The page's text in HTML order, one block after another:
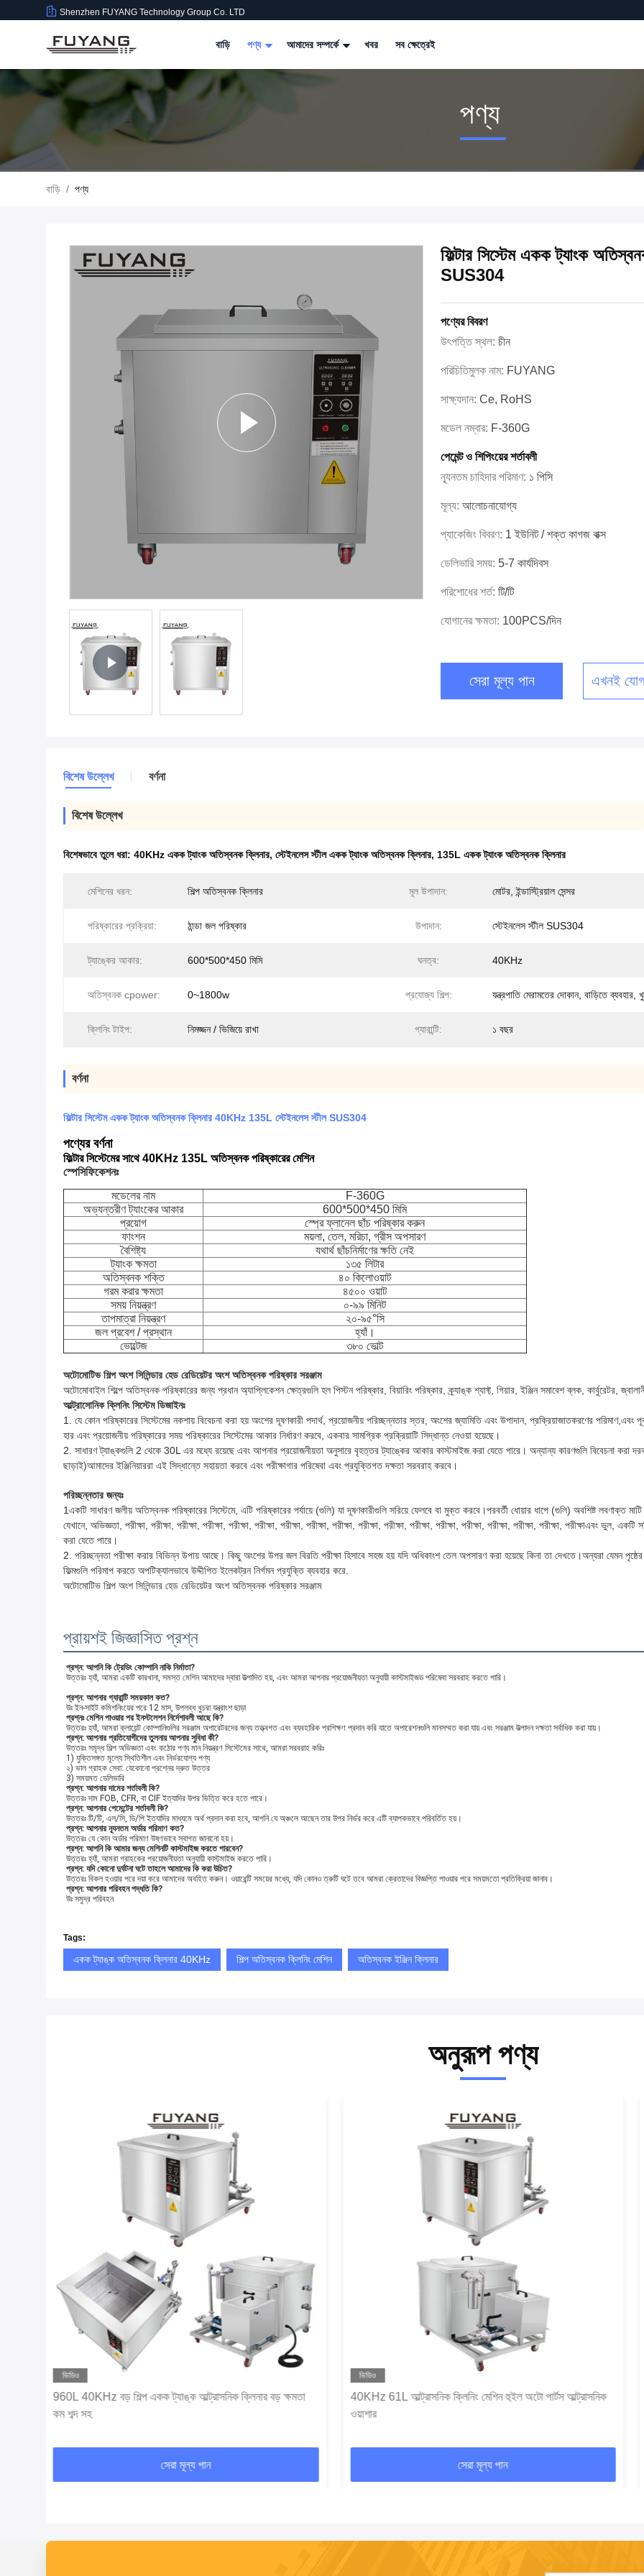
Shenzhen FUYANG Technology Group Co. LTD
বাড়ি পণ্য আমাদের সম্পর্কে খবর সব ক্ষেত্রেই
পণ্য
বাড়ি / পণ্য
ফিল্টার সিস্টেম একক ট্যাংক
SUS304
পণ্যের বিবরণ
উৎপত্তি স্থল: চীন
পরিচিতিমুলক নাম: FUYANG
সাক্ষ্যদান: Ce, RoHS
মডেল নম্বার: F-360G
পেমেন্ট ও শিপিংয়ের শর্তাবলী
ন্যূনতম চাহিদার পরিমাণ: ১ পিসি
মূল্য: আলোচনাযোগ্য
প্যাকেজিং বিবরণ: 1 ইউনিট / শক্ত কাগজ বাক্স
ডেলিভারি সময়: 5-7 কার্যদিবস
পরিশোধের শর্ত: টি/টি
যোগানের ক্ষমতা: 100PCS/দিন
সেরা মূল্য পান এখনই
বিশেষ উল্লেখ বর্ণনা
বিশেষ উল্লেখ
বিশেষভাবে তুলে ধরা: 40KHz একক ট্যাংক অতিস্বনক ক্লিনার, স্টেইনলেস স্টীল একক ট্যাংক অতিস্বনক ক্লিনার, 135L একক ট্যাংক অতিস্বনক ক্লিনার
মেশিনের ধরন: শিল্প অতিস্বনক ক্লিনার মূল উপাদান: মোটর, ইন্ডাস্ট্রিয়াল সেন্সর
পরিষ্কারের প্রক্রিয়া: ঠান্ডা জল পরিষ্কার উপাদান: স্টেইনলেস স্টীল SUS304
ট্যাঙ্কের আকার: 600*500*450 মিমি ঘনত্ব: 40KHz
অতিস্বনক cpower: 0~1800w প্রযোজ্য শিল্প: যন্ত্রপাতি মেরামতের দোকান, বাড়িতে ব্যবহার,
ক্লিনিং টাইপ: নিমজ্জন / ভিজিয়ে রাখা গ্যারান্টি: ১ বছর
বর্ণনা
ফিল্টার সিস্টেম একক ট্যাংক অতিস্বনক ক্লিনার 40KHz 135L স্টেইনলেস স্টীল SUS304
পণ্যের বর্ণনা
ফিল্টার সিস্টেমের সাথে 40KHz 135L অতিস্বনক পরিষ্কারের মেশিন
স্পেসিফিকেশনঃ
মডেলের নাম
F-360G
অভ্যন্তরীণ ট্যাংকের আকার
600*500*450 মিমি
প্রয়োগ
স্প্রে ফ্লানেল ছাঁচ পরিষ্কার করুন
ফাংশন
ময়লা, তেল, মরিচা, গ্রীস অপসারণ
বৈশিষ্ট্য
যথার্থ ছাঁচনির্মাণের ক্ষতি নেই
ট্যাংক ক্ষমতা
১৩৫ লিটার
অতিস্বনক শক্তি
৪০ কিলোওয়াট
গরম করার ক্ষমতা
৪৫০০ ওয়াট
সময় নিয়ন্ত্রণ
০-৯৯ মিনিট
তাপমাত্রা নিয়ন্ত্রণ
২০-৯৫°সি
জল প্রবেশ / প্রস্থান
হ্যাঁ।
ভোল্টেজ
৩৮০ ভোল্ট
অটোমোটিভ শিল্প অংশ সিলিন্ডার হেড রেডিয়েটর অংশ অতিস্বনক পরিষ্কার সরঞ্জাম
অটোমোবাইল শিল্পে অতিস্বনক পরিষ্কারের জন্য প্রধান অ্যাপ্লিকেশন ক্ষেত্রগুলি হল পিস্টন পরিষ্কার, বিয়ারিং পরিষ্কার, ক্র্যাঙ্ক শ্যাফ্ট, গিয়ার, ইঞ্জিন সমাবেশ ব্লক, কার্বুরেটর,
আল্ট্রাসোনিক ক্লিনিং সিস্টেম ডিজাইনঃ
1. যে কোন পরিষ্কারের সিস্টেমের নকশায় বিবেচনা করা হয় অংশের দূষণকারী পদার্থ, প্রয়োজনীয় পরিচ্ছন্নতার স্তর, অংশের জ্যামিতি এবং উপাদান, প্রক্রিয়াজাতকরণের পরিমাণ,এবং
হার এবং প্রয়োজনীয় পরিষ্কারের সময় পরিষ্কারের সিস্টেমের আকার নির্ধারণ করবে, একবার সামগ্রিক প্রক্রিয়াটি সিদ্ধান্ত নেওয়া হয়েছে।
2. সাধারণ ট্যাঙ্কগুলি 2 থেকে 30L এর মধ্যে রয়েছে এবং আপনার প্রয়োজনীয়তা অনুসারে বৃহত্তর ট্যাঙ্কের আকার কাস্টমাইজ করা যেতে পারে। অন্যান্য কারণগুলি বিবেচনা করা
ছাড়াই)আমাদের ইঞ্জিনিয়াররা এই সিদ্ধান্তে সহায়তা করবে এবং পরীক্ষাগার পরিষেবা এবং প্রযুক্তিগত দক্ষতা সরবরাহ করবে।
পরিচ্ছন্নতার জন্যঃ
1একটি সাধারণ জলীয় অতিস্বনক পরিষ্কারের সিস্টেমে, এটি পরিষ্কারের পর্যায়ে (গুলি) যা দূষণকারীগুলি সরিয়ে ফেলবে বা মুক্ত করবে।পরবর্তী ধোয়ার ধাপে (গুলি) অবশিষ্ট লবণাক্ত
যেখানে, অভিজ্ঞতা, পরীক্ষা, পরীক্ষা, পরীক্ষা, পরীক্ষা, পরীক্ষা, পরীক্ষা, পরীক্ষা, পরীক্ষা, পরীক্ষা, পরীক্ষা, পরীক্ষা, পরীক্ষা, পরীক্ষা, পরীক্ষা, পরীক্ষা, পরীক্ষা, পরীক্ষা, পরীক্ষাএবং ভুল,
করা যেতে পারে।
2. পরিচ্ছন্নতা পরীক্ষা করার বিভিন্ন উপায় আছে। কিছু অংশের উপর জল বিরতি পরীক্ষা হিসাবে সহজ হয় যদি অধিকাংশ তেল অপসারণ করা হয়েছে কিনা তা দেখতে।অন্যরা যেমন পৃষ্ঠের
ফিল্মগুলি পরিমাপ করতে অপটিক্যালভাবে উদ্দীপিত ইলেকট্রন নির্গমন প্রযুক্তি ব্যবহার করে.
অটোমোটিভ শিল্প অংশ সিলিন্ডার হেড রেডিয়েটর অংশ অতিস্বনক পরিষ্কার সরঞ্জাম
প্রায়শই জিজ্ঞাসিত প্রশ্ন
প্রশ্ন: আপনি কি ট্রেডিং কোম্পানি নাকি নির্মাতা?
উত্তরঃ হ্যাঁ, আমরা একটি কারখানা, সমস্ত মেশিন আমাদের দ্বারা উত্পাদিত হয়, এবং আমরা আপনার প্রয়োজনীয়তা অনুযায়ী কাস্টমাইজড পরিষেবা সরবরাহ করতে পারি।
প্রশ্ন: আপনার গ্যারান্টি সময়কাল কত?
উঃ ইন-সাইট কমিশনিংয়ের পরে 12 মাস, উপলব্ধ খুচরা যন্ত্রাংশ ছাড়া
প্রশ্নঃ মেশিন পাওয়ার পর ইনস্টলেশন নির্দেশাবলী আছে কি?
উত্তরঃ হ্যাঁ, আমরা ক্লায়েন্ট কোম্পানিগুলির সরঞ্জাম অপারেটরদের জন্য তত্ত্বগত এবং ব্যবহারিক প্রশিক্ষণ প্রদান করি যাতে অপারেশনগুলি মানসম্মত করা যায় এবং সরঞ্জাম উত্পাদন দক্ষতা সর্বাধিক করা যায়।
প্রশ্ন: আপনার প্রতিযোগীদের তুলনায় আপনার সুবিধা কী?
উত্তরঃ সমৃদ্ধ শিল্প অভিজ্ঞতা এবং কঠোর পণ্য মান নিয়ন্ত্রণ সিস্টেমের সাথে, আমরা সরবরাহ করিঃ
1) যুক্তিসঙ্গত মূল্যে স্থিতিশীল এবং নির্ভরযোগ্য পণ্য
২) ভাল গ্রাহক সেবা: যেকোনো প্রশ্নের দ্রুত উত্তর
3) সময়মত ডেলিভারি
প্রশ্ন: আপনার দামের শর্তাবলী কি?
উত্তরঃ দাম FOB, CFR, বা CIF ইত্যাদির উপর ভিত্তি করে হতে পারে।
প্রশ্ন: আপনার পেমেন্টের শর্তাবলী কি?
উত্তরঃ টি/টি, এল/সি, ডি/পি ইত্যাদির মাধ্যমে অর্থ প্রদান করা হবে, আপনি যে অঞ্চলে আছেন তার উপর নির্ভর করে এটি ব্যাপকভাবে পরিবর্তিত হয়।
প্রশ্ন: আপনার ন্যূনতম অর্ডার পরিমাণ কত?
উত্তরঃ যে কোন অর্ডার পরিমাণ উষ্ণভাবে স্বাগত জানানো হয়।
প্রশ্ন: আপনি কি আমার জন্য মেশিনটি কাস্টমাইজ করতে পারবেন?
উত্তরঃ হ্যাঁ, আমরা গ্রাহকের প্রয়োজনীয়তা অনুযায়ী কাস্টমাইজ করতে পারি।
প্রশ্ন: যদি কোনো দুর্ঘটনা ঘটে তাহলে আমাদের কি করা উচিত?
উত্তরঃ বিকল হওয়ার পরে দয়া করে আমাদের অবহিত করুন। ওয়ারেন্টি সময়ের মধ্যে, যদি কোনও ত্রুটি ঘটে তবে আমরা ক্রেতাদের বিজ্ঞপ্তি পাওয়ার পরে সময়মতো প্রতিক্রিয়া জানাব।
প্রশ্ন: আপনার পরিবহন পদ্ধতি কি?
উঃ সমুদ্র পরিবহন
Tags:
একক ট্যাঙ্ক অতিস্বনক ক্লিনার 40KHz শিল্প অতিস্বনক ক্লিনিং মেশিন অতিস্বনক ইঞ্জিন ক্লিনার
অনুরূপ পণ্য
ভিডিও
960L 40KHz বড় শিল্প একক ট্যাঙ্ক আল্ট্রাসনিক ক্লিনার বড় ক্ষমতা
কম শব্দ সহ
সেরা মূল্য পান
ভিডিও
40KHz 61L আল্ট্রাসনিক ক্লিনিং মেশিন হুইল অটো পার্টস আল্ট্রাসনিক
ওয়াশার
সেরা মূল্য পান